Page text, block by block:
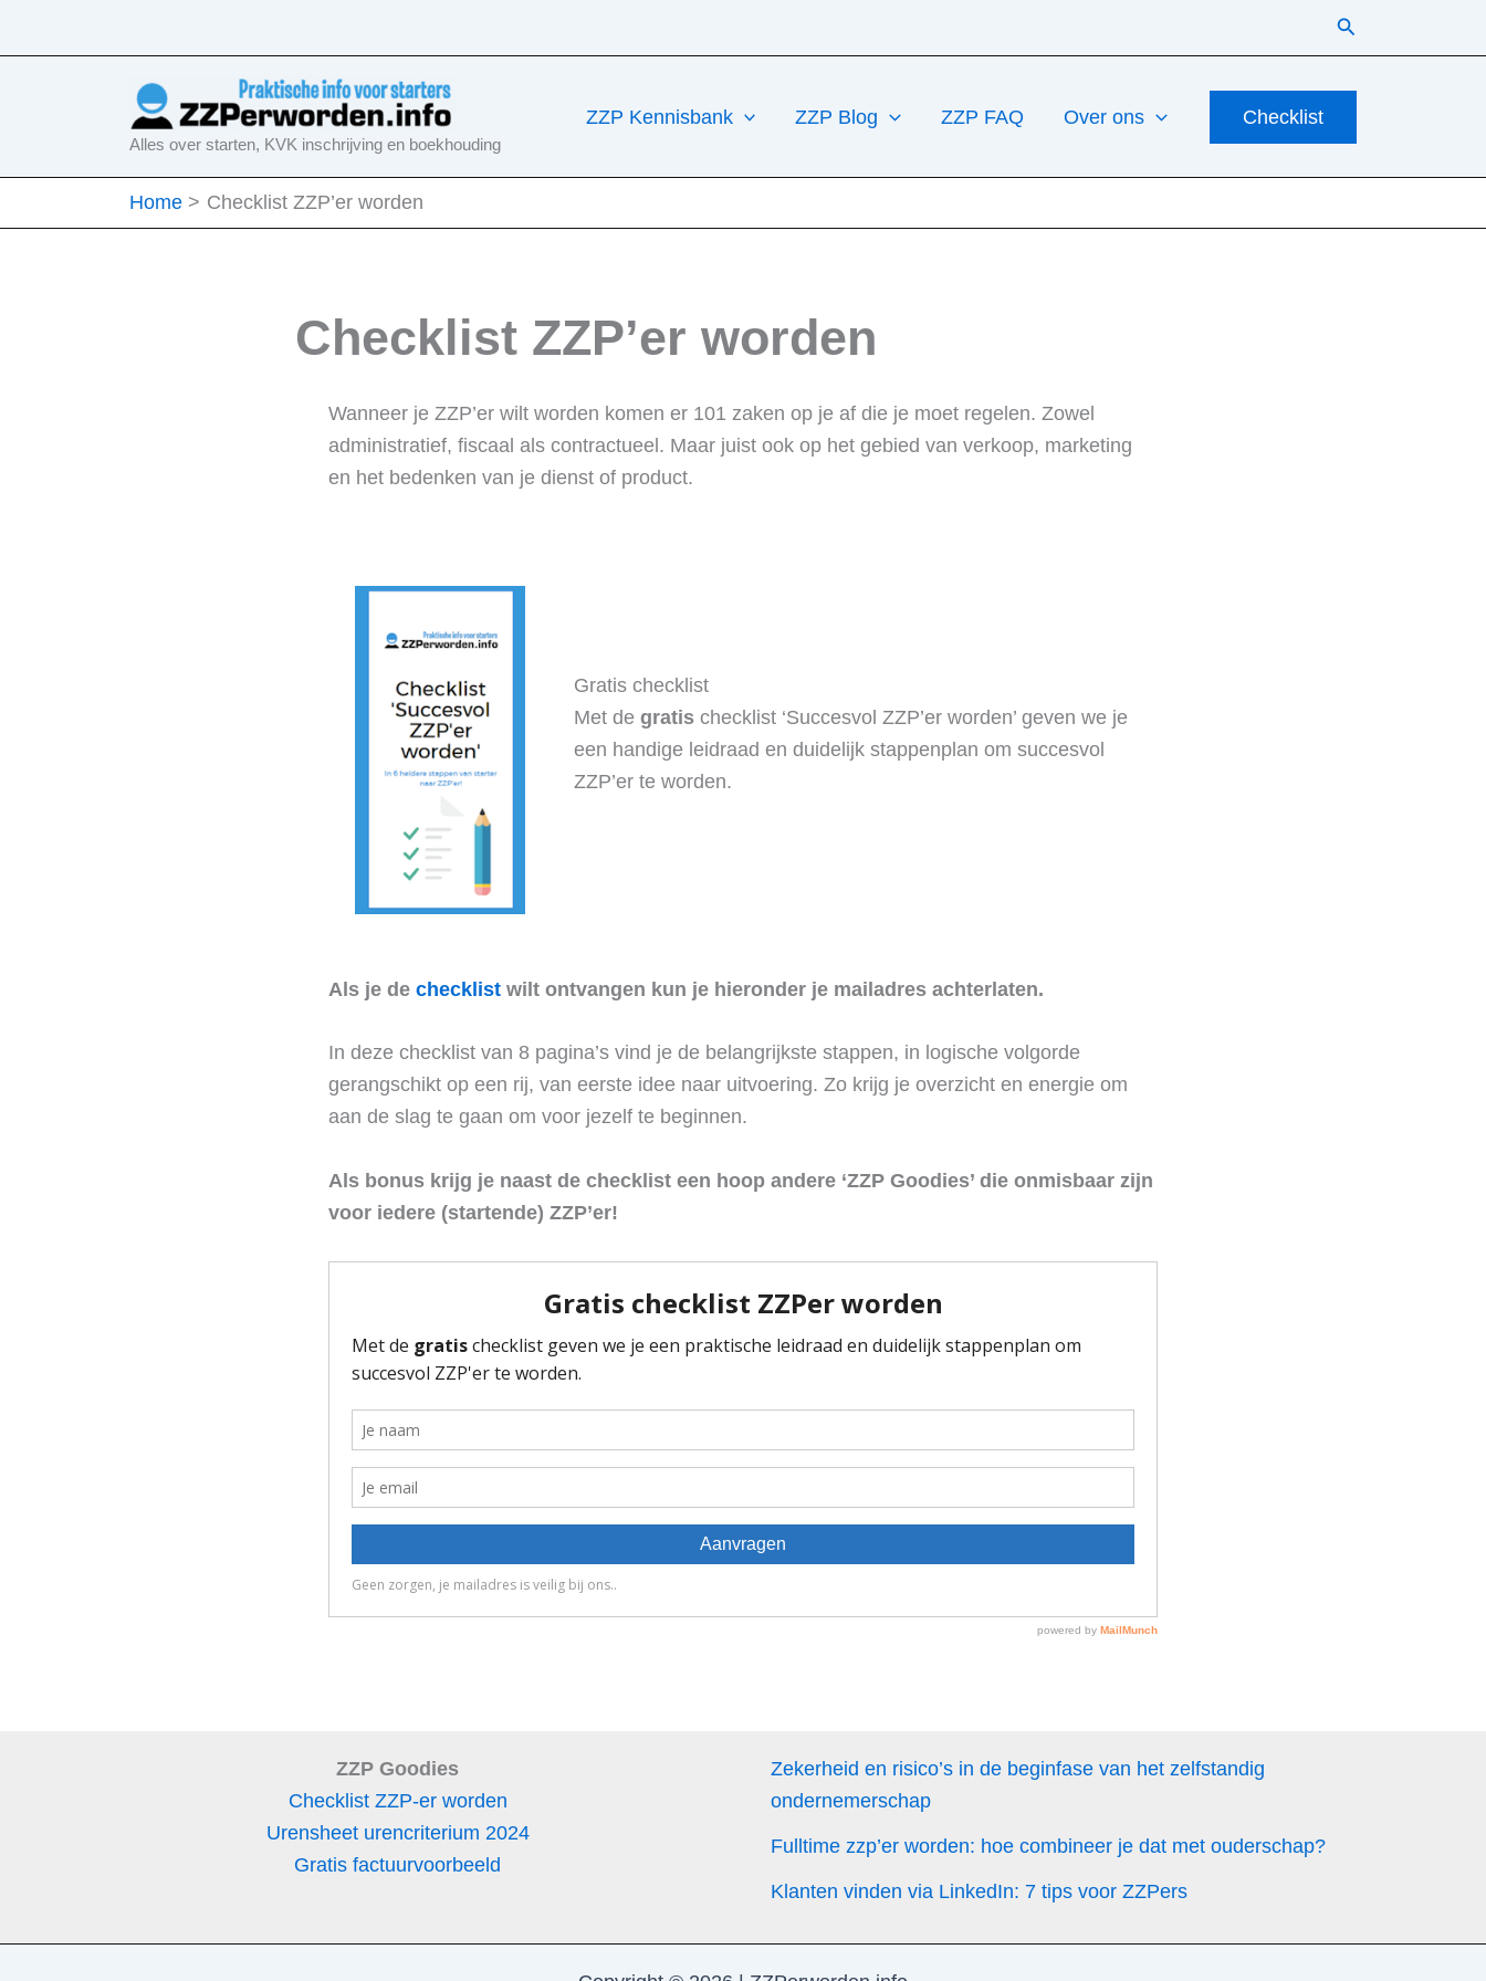
Zoeken
Alles over starten, KVK inschrijving en boekhouding
ZZP Kennisbank ZZP Blog ZZP FAQ Over ons Checklist
Home Checklist ZZP’er worden
Checklist ZZP’er worden
Wanneer je ZZP’er wilt worden komen er 101 zaken op je af die je moet regelen. Zowel
administratief, fiscaal als contractueel. Maar juist ook op het gebied van verkoop, marketing
en het bedenken van je dienst of product.
Gratis checklist
Met degratis checklist ‘Succesvol ZZP’er worden’ geven we je
een handige leidraad en duidelijk stappenplan om succesvol
ZZP’er te worden.
Als je de checklist wilt ontvangen kun je hieronder je mailadres achterlaten.
In deze checklist van 8 pagina’s vind je de belangrijkste stappen, in logische volgorde
gerangschikt op een rij, van eerste idee naar uitvoering. Zo krijg je overzicht en energie om
aan de slag te gaan om voor jezelf te beginnen.
Als bonus krijg je naast de checklist een hoop andere ‘ZZP Goodies’ die onmisbaar zijn
voor iedere (startende) ZZP’er!
ZZP Goodies
Checklist ZZP-er worden
Urensheet urencriterium 2024
Gratis factuurvoorbeeld
Zekerheid en risico’s in de beginfase van het zelfstandig
ondernemerschap
Fulltime zzp’er worden: hoe combineer je dat met ouderschap?
Klanten vinden via LinkedIn: 7 tips voor ZZPers